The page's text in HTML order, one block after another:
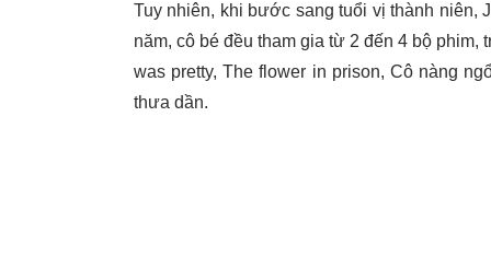
Tuy nhiên, khi bước sang tuổi vị thành niên,
năm, cô bé đều tham gia từ 2 đến 4 bộ phim,
was pretty, The flower in prison, Cô nàng
thưa dần.